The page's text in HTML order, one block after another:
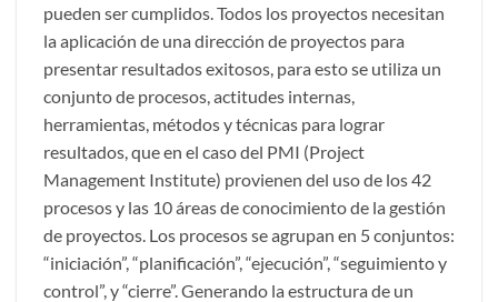
pueden ser cumplidos. Todos los proyectos necesitan
la aplicación de una dirección de proyectos para
presentar resultados exitosos, para esto se utiliza un
conjunto de procesos, actitudes internas,
herramientas, métodos y técnicas para lograr
resultados, que en el caso del PMI (Project
Management Institute) provienen del uso de los 42
procesos y las 10 áreas de conocimiento de la gestión
de proyectos. Los procesos se agrupan en 5 conjuntos:
“iniciación”, “planificación”, “ejecución”, “seguimiento y
control”, y “cierre”. Generando la estructura de un